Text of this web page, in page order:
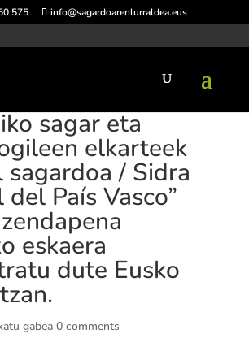
575 info@sagardoarenlurraldea.eus
sagar eta
elkarteek
sagardoa / Sidra
País Vasco”
eskaera
dute Eusko
gabea 0 comments